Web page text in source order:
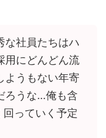
な社員たちはハ
用にどんどん流
ようもない年寄
ろうな…俺も含
っていく予定